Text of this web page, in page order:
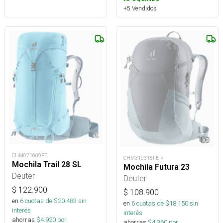
+5 Vendidos
CHM021609FE
Mochila Trail 28 SL
Deuter
$ 122.900
en 6cuotas de $20.483 sin
interés
ahorras $4.920 por
CHM310315FE-R
Mochila Futura 23
Deuter
$ 108.900
en 6cuotas de $18.150sin
interés